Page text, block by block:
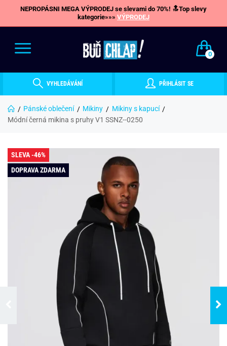
NEPROPÁSNI MEGA VÝPRODEJ se slevami do 70%! 🔝Top slevy
kategorie»»» VÝPRODEJ
0
VYHLEDÁVÁNÍ PŘIHLÁSIT SE
Pánské oblečení Mikiny
Mikiny s kapucí
Módní černá mikina s pruhy V1 SSNZ--0250
SLEVA -46%
DOPRAVA ZDARMA